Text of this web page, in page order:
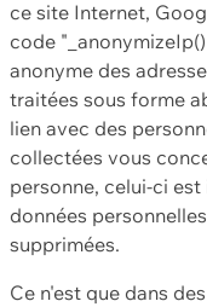
ce site Internet,
code
anonyme des
traitées sous forme
lien avec des
collectées vous
personne, celui-ci
données
supprimées.
Ce n'est que dans